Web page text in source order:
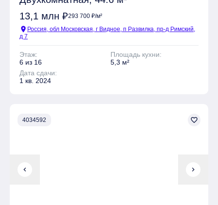
13,1 млн ₽293 700 ₽/м²
location_on Россия, обл Московская, г Видное, п Развилка, пр-д Римский,
д 7
Этаж:
6 из 16
Площадь кухни:
5,3 м²
Дата сдачи:
1 кв. 2024
chevron_left chevron_right
4034592 favorite_border